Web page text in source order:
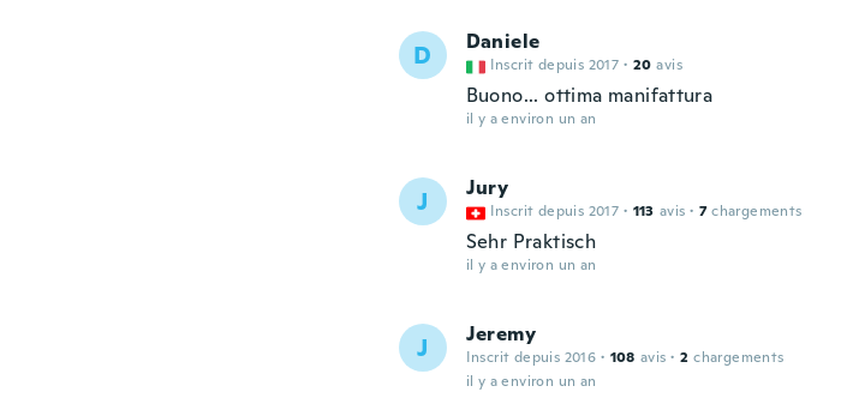
D Daniele
Inscrit depuis 2017 · 20 avis
Buono... ottima manifattura
il y a environ un an
J Jury
Inscrit depuis 2017 · 113 avis · 7 chargements
Sehr Praktisch
il y a environ un an
J Jeremy
Inscrit depuis 2016 · 108 avis · 2 chargements
il y a environ un an